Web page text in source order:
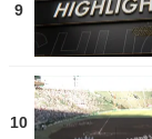
9
10